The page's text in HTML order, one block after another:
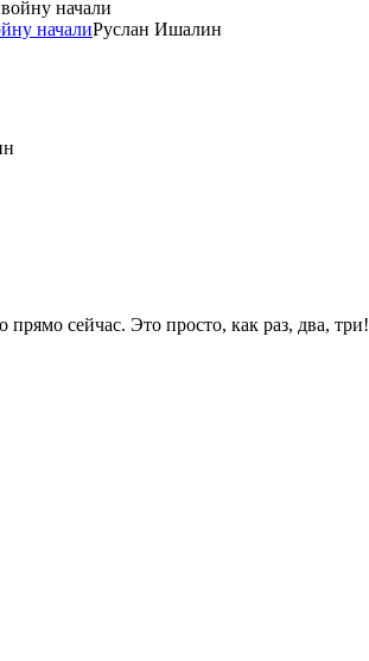
началиРуслан Ишалин
сейчас. Это просто, как раз, два, три!